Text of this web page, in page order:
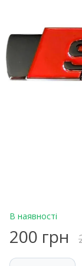
В наявності
200 грн